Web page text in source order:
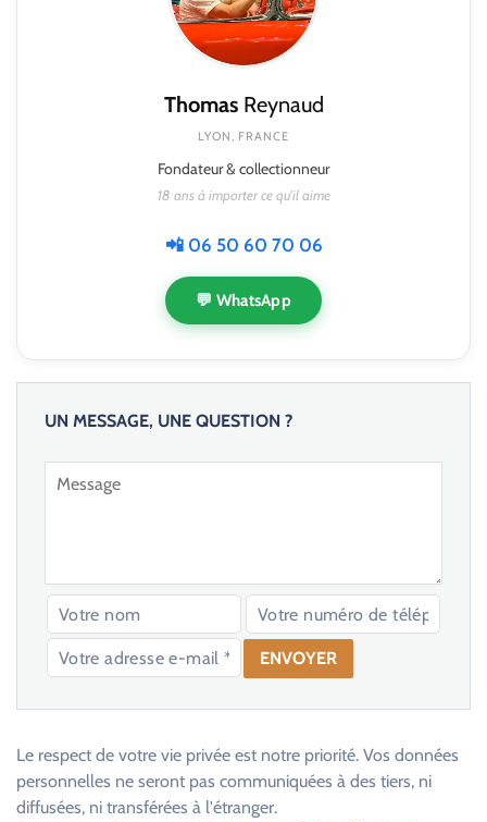
ThomasReynaud
LYON, FRANCE
Fondateur & collectionneur
18 ans à importer ce qu'il aime
📲 06 50 60 70 06
💬 WhatsApp
UN MESSAGE, UNE QUESTION ?
Le respect de votre vie privée est notre priorité. Vos données
personnelles ne seront pas communiquées à des tiers, ni
diffusées, ni transférées à l'étranger.